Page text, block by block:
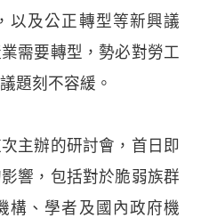
以及公正轉型等新興議
需要轉型，勢必對勞工
題刻不容緩。
主辦的研討會，首日即
響，包括對於脆弱族群
構、學者及國內政府機